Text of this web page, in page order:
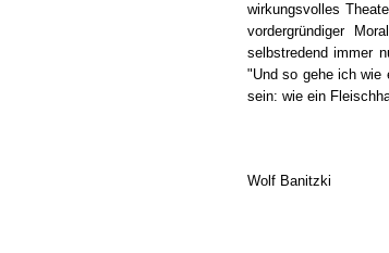
wirkungsvolles
vordergründiger
selbstredend immer
"Und so gehe ich wie
sein: wie ein
Wolf Banitzki